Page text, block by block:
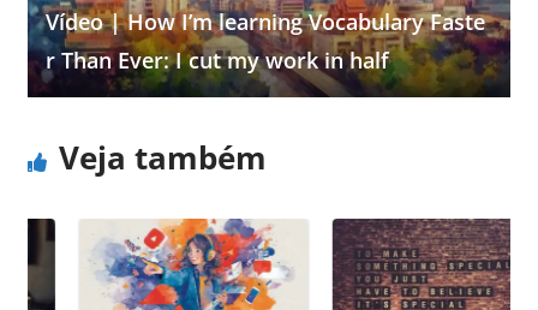
Vídeo | How I’m learning Vocabulary Faste
r Than Ever: I cut my work in half
Veja também